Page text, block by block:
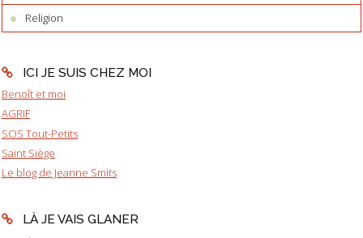
Religion
ICI JE SUIS CHEZ MOI
Benoît et moi
AGRIF
SOS Tout-Petits
Saint Siège
Le blog de Jeanne Smits
LÀ JE VAIS GLANER